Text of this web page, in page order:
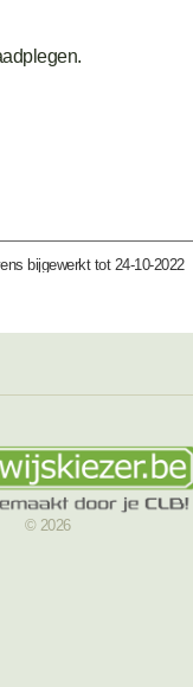
bijgewerkt tot 24-10-2022
© 2026